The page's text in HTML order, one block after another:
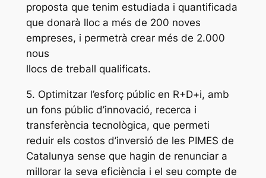
proposta que tenim estudiada i quantificada
que donarà lloc a més de 200 noves
empreses, i permetrà crear més de 2.000
nous
llocs de treball qualificats.
5. Optimitzar l’esforç públic en R+D+i, amb
un fons públic d’innovació, recerca i
transferència tecnològica, que permeti
reduir els costos d’inversió de les PIMES de
Catalunya sense que hagin de renunciar a
millorar la seva eficiència i el seu compte de